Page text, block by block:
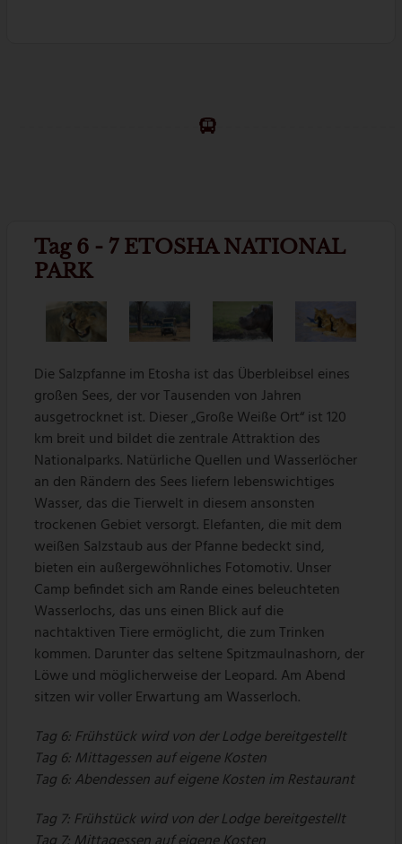
Tag 6 - 7 ETOSHA NATIONAL
PARK
Die Salzpfanne im Etosha ist das Überbleibsel eines
großen Sees, der vor Tausenden von Jahren
ausgetrocknet ist. Dieser „Große Weiße Ort“ ist 120
km breit und bildet die zentrale Attraktion des
Nationalparks. Natürliche Quellen und Wasserlöcher
an den Rändern des Sees liefern lebenswichtiges
Wasser, das die Tierwelt in diesem ansonsten
trockenen Gebiet versorgt. Elefanten, die mit dem
weißen Salzstaub aus der Pfanne bedeckt sind,
bieten ein außergewöhnliches Fotomotiv. Unser
Camp befindet sich am Rande eines beleuchteten
Wasserlochs, das uns einen Blick auf die
nachtaktiven Tiere ermöglicht, die zum Trinken
kommen. Darunter das seltene Spitzmaulnashorn, der
Löwe und möglicherweise der Leopard. Am Abend
sitzen wir voller Erwartung am Wasserloch.
Tag 6:Frühstück wird von der Lodge bereitgestellt
Tag 6:Mittagessen auf eigene Kosten
Tag 6:Abendessen auf eigene Kosten im Restaurant
Tag 7:Frühstück wird von der Lodge bereitgestellt